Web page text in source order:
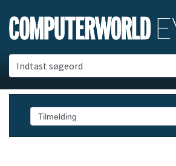
Indtast søgeord